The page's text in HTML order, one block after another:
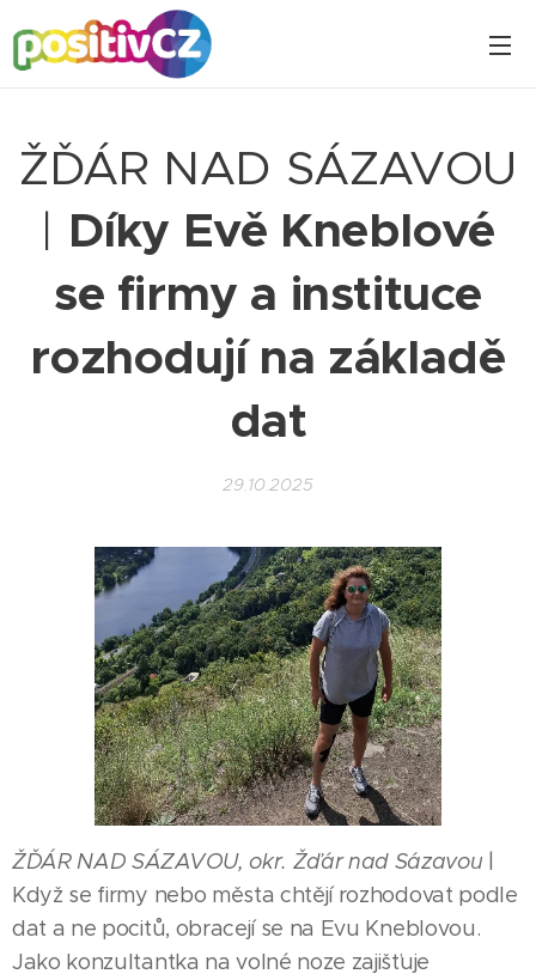
ŽĎÁR NAD SÁZAVOU
| Díky Evě Kneblové
se firmy a instituce
rozhodují na základě
dat
29.10.2025
ŽĎÁR NAD SÁZAVOU, okr. Žďár nad Sázavou |
Když se firmy nebo města chtějí rozhodovat podle
dat a ne pocitů, obracejí se na Evu Kneblovou.
Jako konzultantka na volné noze zajišťuje